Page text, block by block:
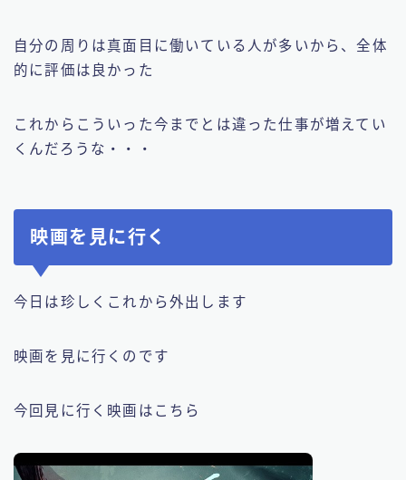
自分の周りは真面目に働いている人が多いから、全体
的に評価は良かった
これからこういった今までとは違った仕事が増えてい
くんだろうな・・・
映画を見に行く
今日は珍しくこれから外出します
映画を見に行くのです
今回見に行く映画はこちら